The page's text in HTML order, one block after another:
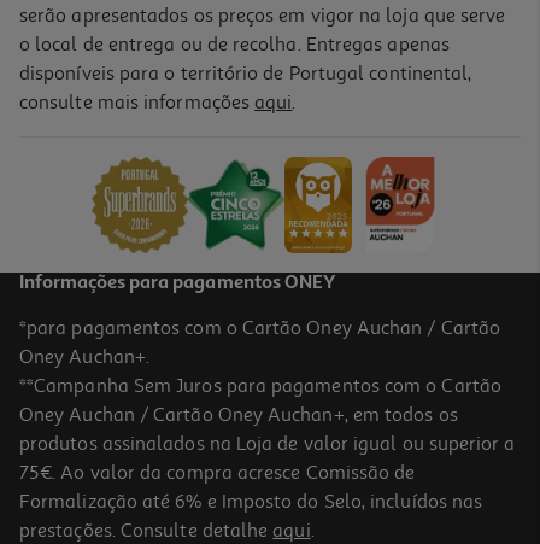
Livro O Livro De Azrael De Amber V. Nicole
PVP de editor
26,91 €
serão apresentados os preços em vigor na loja que serve
o local de entrega ou de recolha. Entregas apenas
disponíveis para o território de Portugal continental,
consulte mais informações aqui.
Informações para pagamentos ONEY
*para pagamentos com o Cartão Oney Auchan / Cartão
Oney Auchan+.
**Campanha Sem Juros para pagamentos com o Cartão
Oney Auchan / Cartão Oney Auchan+, em todos os
produtos assinalados na Loja de valor igual ou superior a
75€. Ao valor da compra acresce Comissão de
Formalização até 6% e Imposto do Selo, incluídos nas
prestações. Consulte detalhe aqui.